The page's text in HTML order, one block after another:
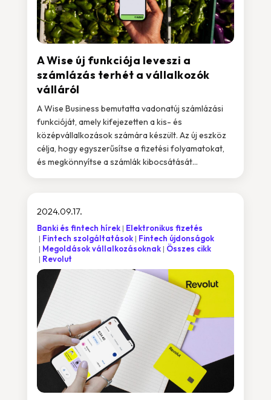
A Wise új funkciója leveszi a
számlázás terhét a vállalkozók
válláról
A Wise Business bemutatta vadonatúj számlázási
funkcióját, amely kifejezetten a kis- és
középvállalkozások számára készült. Az új eszköz
célja, hogy egyszerűsítse a fizetési folyamatokat,
és megkönnyítse a számlák kibocsátását...
2024.09.17.
Banki és fintech hírek
Elektronikus fizetés
Fintech szolgáltatások
Fintech újdonságok
Megoldások vállalkozásoknak
Összes cikk
Revolut